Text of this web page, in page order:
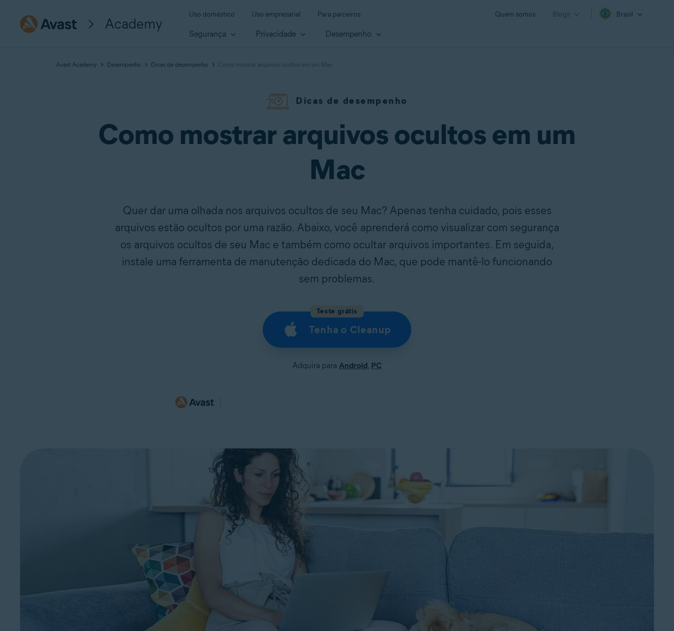
Academy
Uso doméstico Uso empresarial Para parceiros Quem somos Blogs Brasil
Segurança Privacidade Desempenho
Avast Academy Desempenho Dicas de desempenho Como mostrar arquivos ocultos em um Mac
Dicas de desempenho
Como mostrar arquivos ocultos em um
Mac
Quer dar uma olhada nos arquivos ocultos de seu Mac? Apenas tenha cuidado, pois esses
arquivos estão ocultos por uma razão. Abaixo, você aprenderá como visualizar com segurança
os arquivos ocultos de seu Mac e também como ocultar arquivos importantes. Em seguida,
instale uma ferramenta de manutenção dedicada do Mac, que pode mantê-lo funcionando
sem problemas.
Teste grátis
Tenha o Cleanup
Adquira para Android, PC